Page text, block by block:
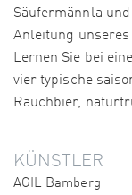
Säufermännla
Anleitung
Lernen Sie bei
vier typische
Rauchbier,
KÜNSTLER
AGIL Bamberg